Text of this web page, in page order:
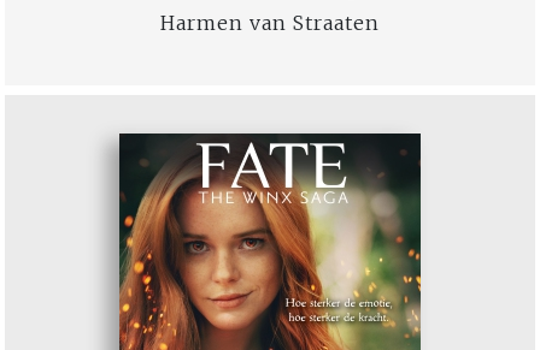
Harmen van Straaten